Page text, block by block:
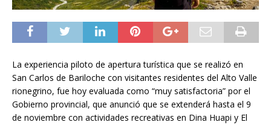
La experiencia piloto de apertura turística que se realizó en
San Carlos de Bariloche con visitantes residentes del Alto Valle
rionegrino, fue hoy evaluada como “muy satisfactoria” por el
Gobierno provincial, que anunció que se extenderá hasta el 9
de noviembre con actividades recreativas en Dina Huapi y El